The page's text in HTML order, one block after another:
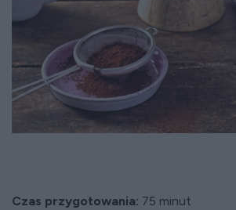
Czas przygotowania: 75 minut